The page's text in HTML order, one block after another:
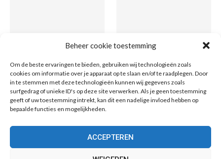
Beheer cookie toestemming
Om de beste ervaringen te bieden, gebruiken wij technologieën zoals
cookies om informatie over je apparaat op te slaan en/of te raadplegen. Door
in te stemmen met deze technologieën kunnen wij gegevens zoals
surfgedrag of unieke ID's op deze site verwerken. Als je geen toestemming
geeft of uw toestemming intrekt, kan dit een nadelige invloed hebben op
bepaalde functies en mogelijkheden.
ACCEPTEREN
metaverse: wat is het en
wat is het waard?
van tekstverwerkende
eenheden tot digitale
munten